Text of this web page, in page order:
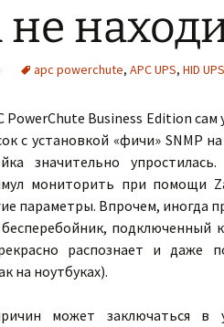
apc powerchute, APC UPS, HID
PowerChute Business Edition сам
с установкой «фичи» SNMP
значительно
мониторить при помощи
параметры. Впрочем, иногда
подключенный
распознает и даже
на ноутбуках).
может заключаться в